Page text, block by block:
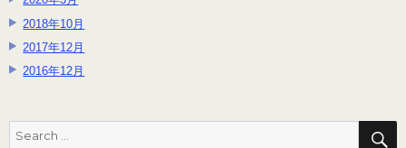
2018年10月
2017年12月
2016年12月
Search